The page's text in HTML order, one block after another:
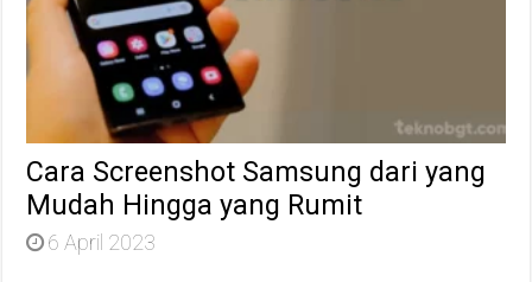
Cara Screenshot Samsung dari yang
Mudah Hingga yang Rumit
6 April 2023